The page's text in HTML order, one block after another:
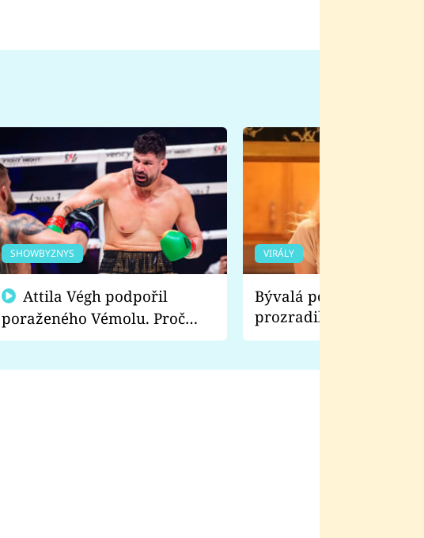
SHOWBYZNYS
poraženého Vémolu. Proč
chce raději zápasit s ním než
VIRÁLY
Bývalá pornoherečka
prozradila, co ji
natáčení Euforie.